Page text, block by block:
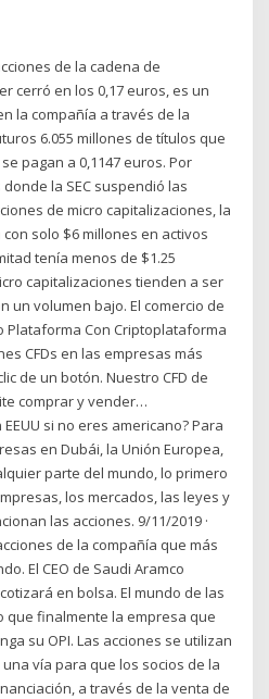
de la cadena de
cerró en los 0,17 euros, es un
la compañía a través de la
6.055 millones de títulos que
pagan a 0,1147 euros. Por
la SEC suspendió las
de micro capitalizaciones, la
solo $6 millones en activos
tenía menos de $1.25
capitalizaciones tienden a ser
un volumen bajo. El comercio de
Plataforma Con Criptoplataforma
CFDs en las empresas más
de un botón. Nuestro CFD de
comprar y vender…
si no eres americano? Para
en Dubái, la Unión Europea,
parte del mundo, lo primero
los mercados, las leyes y
las acciones. 9/11/2019 ·
de la compañía que más
El CEO de Saudi Aramco
en bolsa. El mundo de las
finalmente la empresa que
su OPI. Las acciones se utilizan
vía para que los socios de la
a través de la venta de